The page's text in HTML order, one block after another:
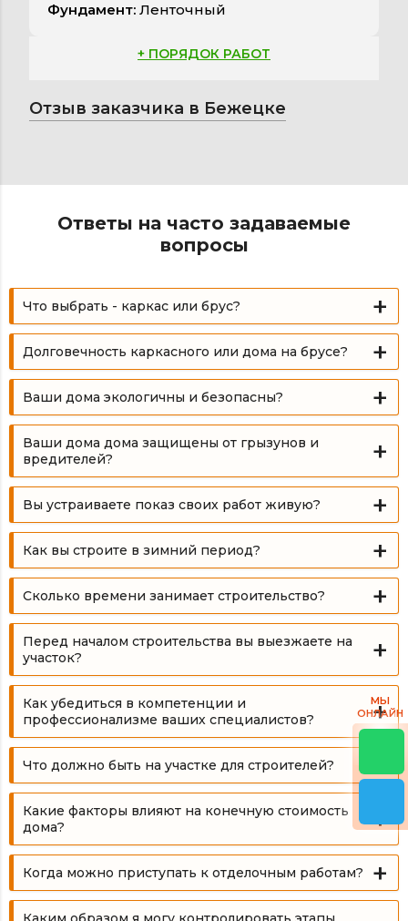
Фундамент: Ленточный
+ ПОРЯДОК РАБОТ
Отзыв заказчика в Бежецке
Ответы на часто задаваемые
вопросы
Что выбрать - каркас или брус?
Долговечность каркасного или дома на брусе?
Ваши дома экологичны и безопасны?
Ваши дома дома защищены от грызунов и
вредителей?
Вы устраиваете показ своих работ живую?
Как вы строите в зимний период?
Сколько времени занимает строительство?
Перед началом строительства вы выезжаете на
участок?
Как убедиться в компетенции и
профессионализме ваших специалистов?
Что должно быть на участке для строителей?
Какие факторы влияют на конечную стоимость
дома?
Когда можно приступать к отделочным работам?
МЫ
ОНЛАЙН